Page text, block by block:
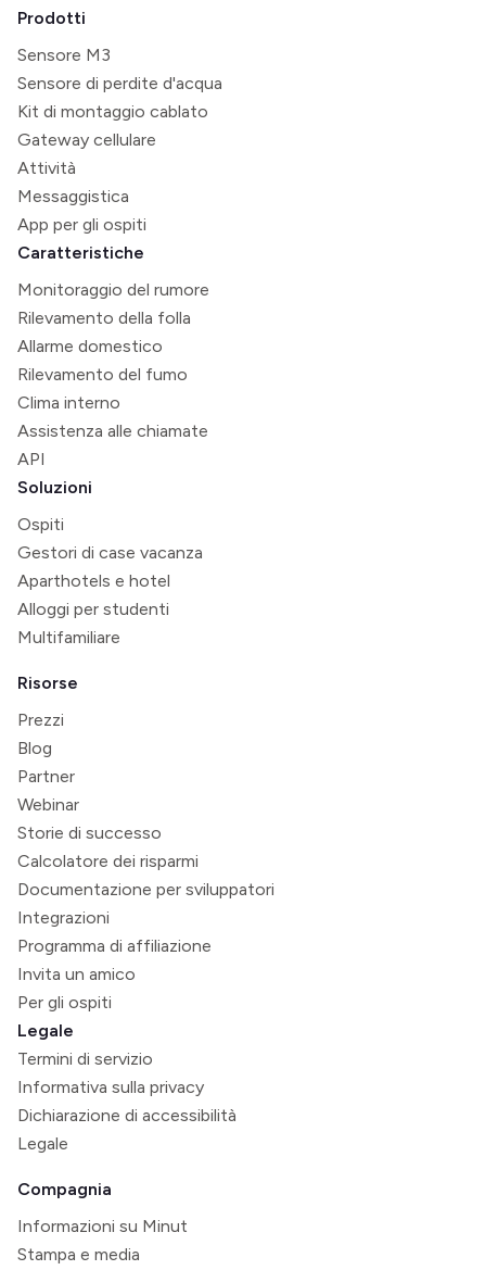
Prodotti
Sensore M3
Sensore di perdite d'acqua
Kit di montaggio cablato
Gateway cellulare
Attività
Messaggistica
App per gli ospiti
Caratteristiche
Monitoraggio del rumore
Rilevamento della folla
Allarme domestico
Rilevamento del fumo
Clima interno
Assistenza alle chiamate
API
Soluzioni
Ospiti
Gestori di case vacanza
Aparthotels e hotel
Alloggi per studenti
Multifamiliare
Risorse
Prezzi
Blog
Partner
Webinar
Storie di successo
Calcolatore dei risparmi
Documentazione per sviluppatori
Integrazioni
Programma di affiliazione
Invita un amico
Per gli ospiti
Legale
Termini di servizio
Informativa sulla privacy
Dichiarazione di accessibilità
Legale
Compagnia
Informazioni su Minut
Stampa e media